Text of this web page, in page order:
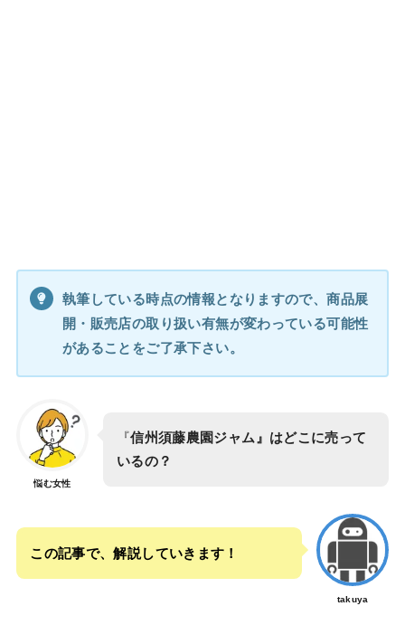
執筆している時点の情報となりますので、商品展
開・販売店の取り扱い有無が変わっている可能性
があることをご了承下さい。
悩む女性
『信州須藤農園ジャム』はどこに売って
いるの？
takuya
この記事で、解説していきます！